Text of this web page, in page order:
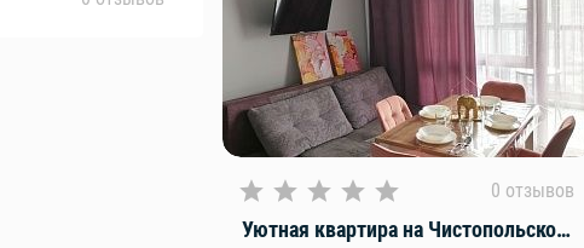
0 отзывов
Уютная квартира на Чистопольской 88